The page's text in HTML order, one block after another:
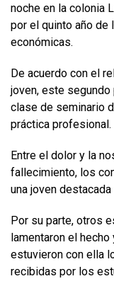
noche en la colonia
por el quinto año de
económicas.
De acuerdo con el
joven, este
clase de seminario
práctica profesional.
Entre el dolor y la
fallecimiento, los
una joven
Por su parte, otros
lamentaron el
estuvieron con ella
recibidas por los